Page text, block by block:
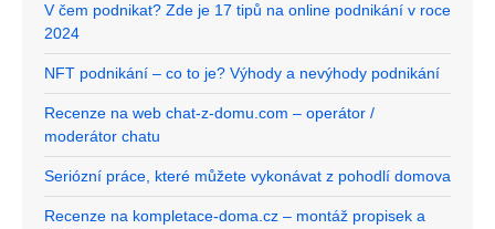
V čem podnikat? Zde je 17 tipů na online podnikání v roce
2024
NFT podnikání – co to je? Výhody a nevýhody podnikání
Recenze na web chat-z-domu.com – operátor /
moderátor chatu
Seriózní práce, které můžete vykonávat z pohodlí domova
Recenze na kompletace-doma.cz – montáž propisek a